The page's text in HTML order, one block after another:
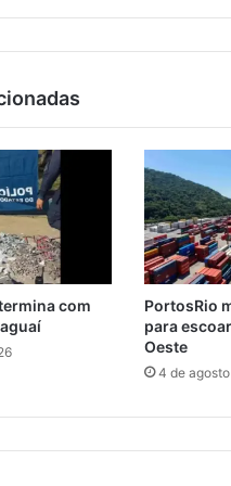
com
PortosRio
para
Oeste
4 de